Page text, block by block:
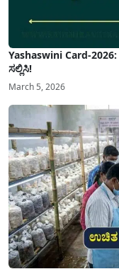
Yashaswini Card-
ಸಲ್ಲಿಸಿ!
March 5, 2026